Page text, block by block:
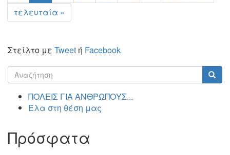
τελευταία »
Στείλτο με Tweet ή Facebook
Φόρμα
αναζήτησης
ΠΟΛΕΙΣ ΓΙΑ ΑΝΘΡΩΠΟΥΣ...
Έλα στη θέση μας
Πρόσφατα